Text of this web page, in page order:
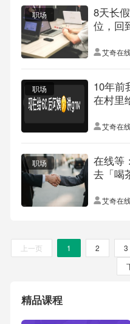
职场
8天长
位，回
艾奇在
职场
10年前
在村里
艾奇在
职场
在线等
去「喝
艾奇在
上一页 1 2 3
精品课程